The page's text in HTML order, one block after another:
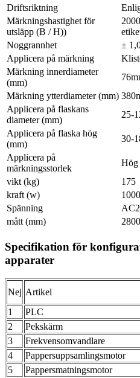
Driftsriktning
Märkningshastighet för
utsläpp (B / H))
Noggrannhet
±
Applicera på märkning
Märkning innerdiameter
(mm)
Märkning ytterdiameter (mm)
Applicera på flaskans
diameter (mm)
25-
Applicera på flaska hög
(mm)
30-
Applicera på
märkningsstorlek
Hög
vikt (kg)
175
kraft (w)
Spänning
mått (mm)
Specifikation för
apparater
Nej Artikel
1
PLC
2
Pekskärm
3
Frekvensomvandlare
4
Pappersuppsamlingsmotor
5
Pappersmatningsmotor